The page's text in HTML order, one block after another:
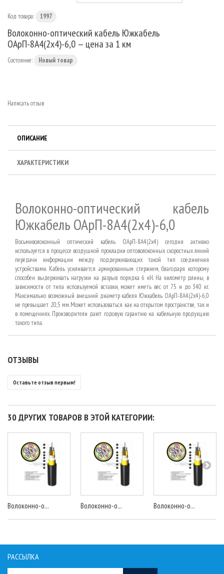
Код товара: 1997
Волоконно-оптический кабель Южкабель
ОАрП-8А4(2х4)-6,0 — цена за 1 км
Состояние: Новый товар
Написать отзыв
ОПИСАНИЕ
ХАРАКТЕРИСТИКИ
Волоконно-оптический кабель
Южкабель ОАрП-8А4(2х4)-6,0
Восьмиволоконный оптический кабель ОАрП-8А4(2х4) сегодня активно
используется в процессе воздушной прокладки оптоволоконных скоростных линий
передачи информации между поддерживающих такой тип соединения
устройствами. Кабель усиливается армированным стержнем, благодаря которому
способен выдерживать нагрузки на разрыв порядка 6 кН. На километр длины, в
зависимости от типа используемой вставки, может иметь вес от 75 и до 340 кг.
Максимально возможный внешний диаметр кабеля Южкабель ОАрП-8А4(2х4)-6,0
не превышает 20,5 мм. Может использоваться как на открытом пространстве, так и
в помещениях. Производители дают годовую гарантию на кабельную продукцию
такого типа.
ОТЗЫВЫ
Оставьте отзыв первым!
30 ДРУГИХ ТОВАРОВ В ЭТОЙ КАТЕГОРИИ:
Волоконно-о... Волоконно-о... Волоконно-о...
РАССЫЛКА